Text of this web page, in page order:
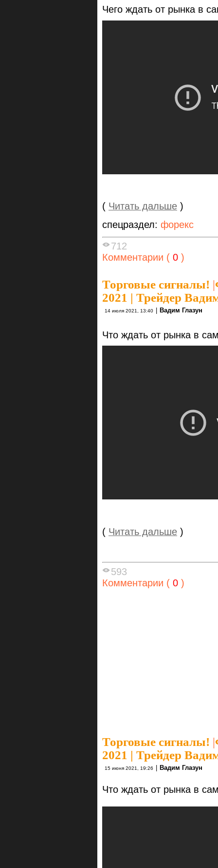
Чего ждать от рынка в
( Читать дальше )
спецраздел: форекс
712
Комментарии ( 0 )
Торговые сигналы! |
2021 | Трейдер
14 июля 2021, 13:40 Вадим Глазун
Что ждать от рынка в
( Читать дальше )
593
Комментарии ( 0 )
Торговые сигналы! |
2021 | Трейдер
15 июня 2021, 19:26 Вадим Глазун
Что ждать от рынка в